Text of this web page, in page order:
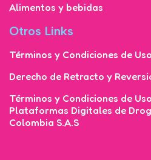
Alimentos y bebidas
Otros Links
Términos y Condiciones de Uso
Derecho de Retracto y
Términos y Condiciones de
Plataformas Digitales de
Colombia S.A.S